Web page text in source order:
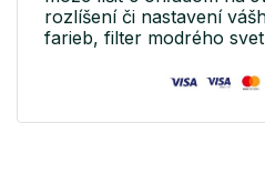
rozlíšení či nastavení
farieb, filter modrého